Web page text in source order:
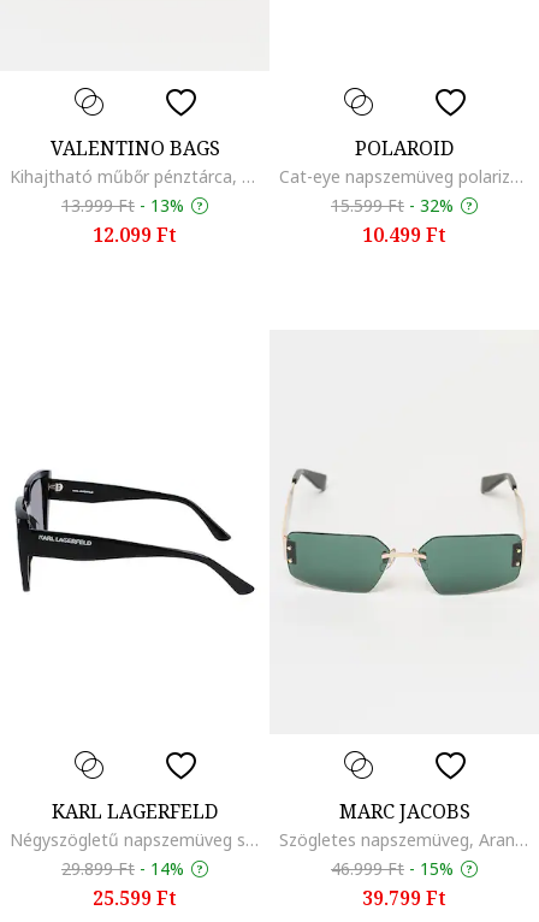
VALENTINO BAGS
Kihajtható műbőr pénztárca, Szalmasárga
13.999 Ft - 13%
12.099 Ft
POLAROID
Cat-eye napszemüveg polarizált lencsékkel, Aranyszín/Fekete
15.599 Ft - 32%
10.499 Ft
KARL LAGERFELD
Négyszögletű napszemüveg színátmenetes lencsékkel, Fehér/Koptatott fekete
29.899 Ft - 14%
25.599 Ft
MARC JACOBS
Szögletes napszemüveg, Aranyszín
46.999 Ft - 15%
39.799 Ft